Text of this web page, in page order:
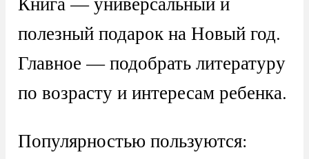
полезный подарок на Новый год.
Главное — подобрать литературу
по возрасту и интересам ребенка.
Популярностью пользуются: